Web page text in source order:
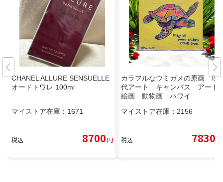
CHANEL ALLURE SENSUELLE
オードトワレ 100ml
マイストア在庫： 1671
税込 8700円
カラフルなウミガメの原画 現
代アート キャンバス アート
絵画 動物画 ハワイ
マイストア在庫： 2156
税込 7830